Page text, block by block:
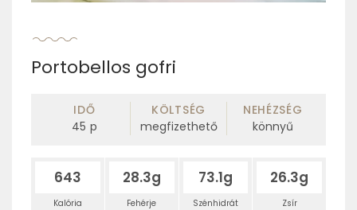
Portobellos gofri
IDŐ
45 p
KÖLTSÉG
megfizethető
NEHÉZSÉG
könnyű
643
Kalória
28.3g
Fehérje
73.1g
Szénhidrát
26.3g
Zsír